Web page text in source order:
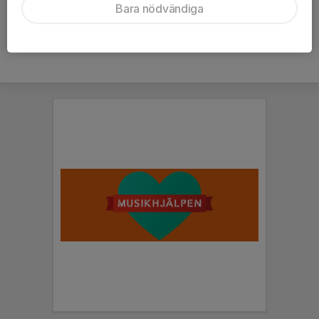
Vill du lyfta något gör du det via formuläret här
Bara nödvändiga